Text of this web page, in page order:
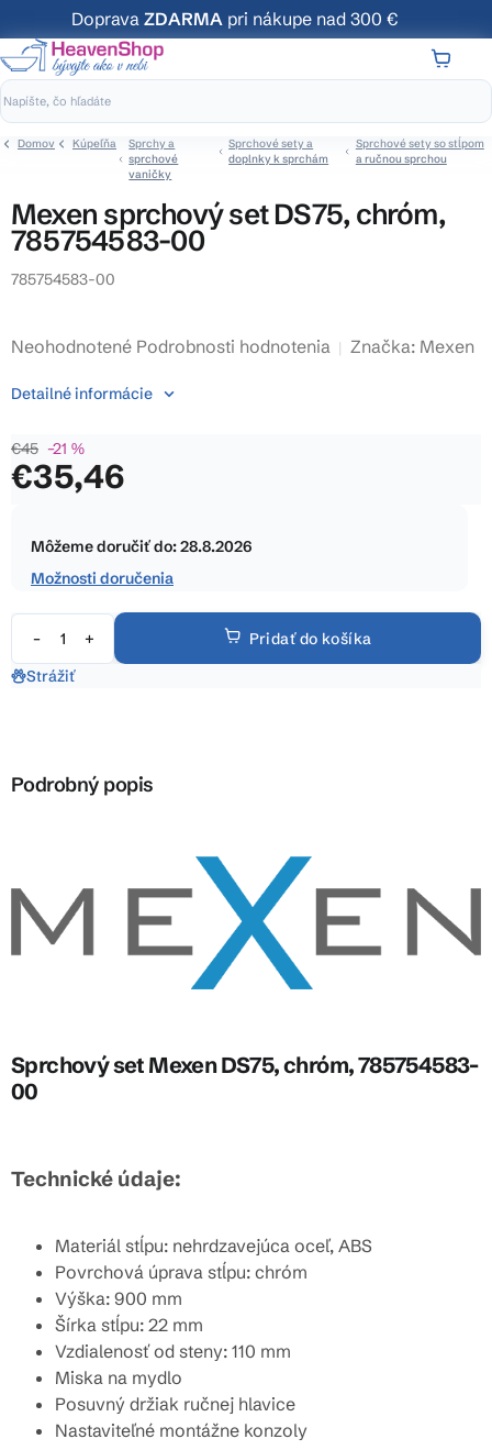
na
obsah
Doprava ZDARMA pri nákupe nad 300 €
Domov Kúpeľňa
Sprchy a
sprchové
vaničky
Sprchové sety a
doplnky k sprchám
Sprchové sety so stĺpom
a ručnou sprchou
Mexen sprchový set DS75, chróm,
785754583-00
785754583-00
Priemerné
produktu
0,0
z
Neohodnotené Podrobnosti hodnotenia Značka: Mexen
€45 –21 %
€35,46
cena:
Môžeme doručiť do:28.8.2026
Možnosti doručenia
Pridať do košíka
Detailné informácie
Strážiť
Podrobný popis
Sprchový set Mexen DS75, chróm, 785754583-
00
Technické údaje:
Materiál stĺpu: nehrdzavejúca oceľ, ABS
Povrchová úprava stĺpu: chróm
Výška: 900 mm
Šírka stĺpu: 22 mm
Vzdialenosť od steny: 110 mm
Miska na mydlo
Posuvný držiak ručnej hlavice
Nastaviteľné montážne konzoly